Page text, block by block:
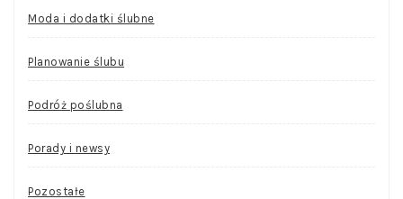
Moda i dodatki ślubne
Planowanie ślubu
Podróż poślubna
Porady i newsy
Pozostałe